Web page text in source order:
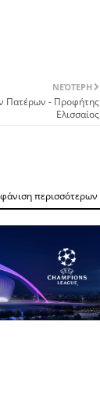
ΝΕΌΤΕΡΗ
Πατέρων - Προφήτης
Eλισσαίος
περισσότερων